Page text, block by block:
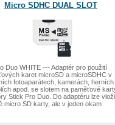
Micro SDHC DUAL SLOT
Duo WHITE --- Adaptér pro použití
karet microSD a microSDHC v
fotoaparátech, kamerách, herních
apod. se slotem na paměťové
Stick Pro Duo. Do adaptéru lze
micro SD karty, ale v jeden okam